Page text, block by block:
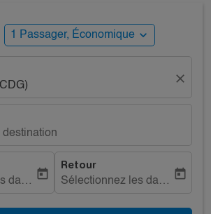
1 Passager, Économique expand_more
close
dates
today
Retour
Sélectionnez les dates
today